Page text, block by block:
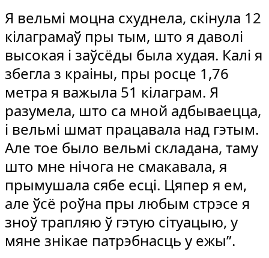
Я вельмі моцна схуднела, скінула 12
кілаграмаў пры тым, што я даволі
высокая і заўсёды была худая. Калі я
збегла з краіны, пры росце 1,76
метра я важыла 51 кілаграм. Я
разумела, што са мной адбываецца,
і вельмі шмат працавала над гэтым.
Але тое было вельмі складана, таму
што мне нічога не смакавала, я
прымушала сябе есці. Цяпер я ем,
але ўсё роўна пры любым стрэсе я
зноў трапляю ў гэтую сітуацыю, у
мяне знікае патрэбнасць у ежы”.